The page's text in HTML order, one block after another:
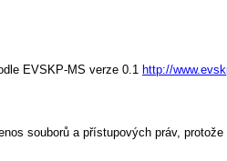
EVSKP-MS verze 0.1 http://
souborů a přístupových práv,